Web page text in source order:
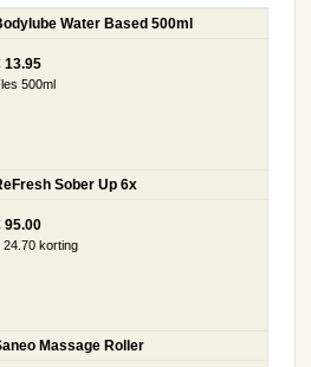
Water Based 500ml
13.95
500ml
Sober Up 6x
95.00
24.70 korting
Massage Roller